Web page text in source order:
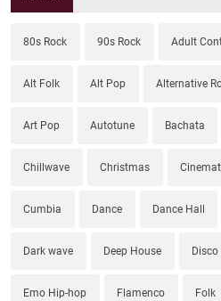
80s Rock 90s Rock Adult
Alt Folk Alt Pop Alternative
Art Pop Autotune Bachata
Chillwave Christmas
Cumbia Dance Dance Hall
Dark wave Deep House Disco
Emo Hip-hop Flamenco Folk